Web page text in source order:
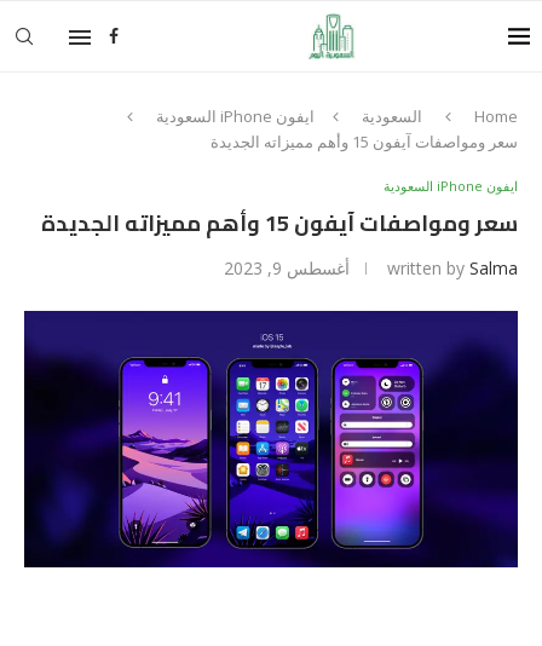
Home السعودية
ايفون iPhone السعودية
سعر ومواصفات آيفون 15 وأهم مميزاته الجديدة
ايفون iPhone السعودية
سعر ومواصفات آيفون 15 وأهم مميزاته الجديدة
written by Salma أغسطس 9, 2023